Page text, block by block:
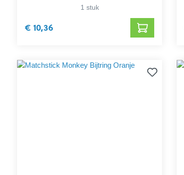
1 stuk
€ 10,36